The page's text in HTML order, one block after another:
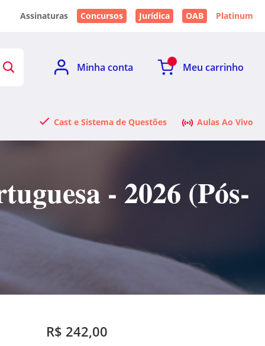
Assinaturas Concursos Jurídica OAB Platinum
Minha conta Meu carrinho
Cast e Sistema de Questões Aulas Ao Vivo
- 2026 (Pós-
R$ 242,00